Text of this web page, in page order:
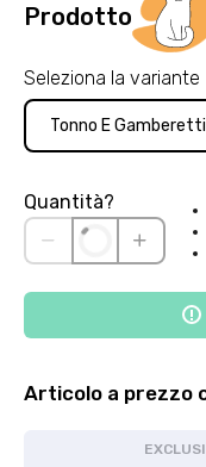
Prodotto
Seleziona la variante
Tonno E Gamberetti
Quantità?
Articolo a prezzo